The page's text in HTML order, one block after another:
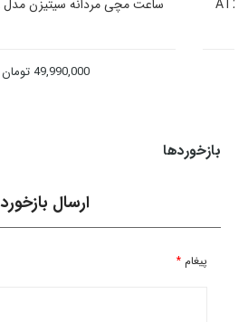
ساعت مچی مردانه سیتیزن مدل AT2244-84A
49,990,000 تومان
بازخوردها
ارسال بازخورد
پیغام *